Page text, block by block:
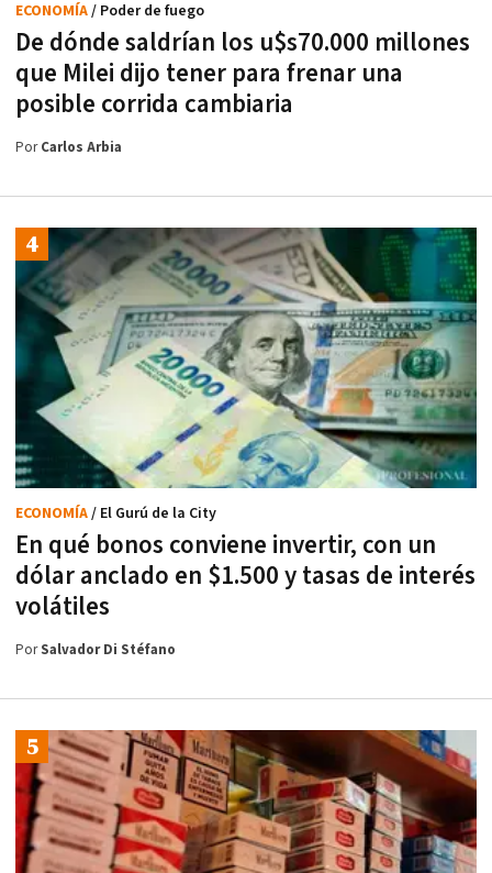
De dónde saldrían los u$s70.000 millones
que Milei dijo tener para frenar una
posible corrida cambiaria
ECONOMÍA/ Poder de fuego
PorCarlos Arbia
En qué bonos conviene invertir, con un
dólar anclado en $1.500 y tasas de interés
volátiles
ECONOMÍA/ El Gurú de la City
PorSalvador Di Stéfano